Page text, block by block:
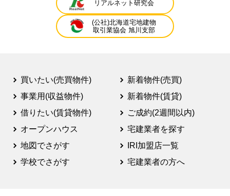
リアルネット研究会
(公社)北海道宅地建物
取引業協会 旭川支部
買いたい(売買物件)
事業用(収益物件)
借りたい(賃貸物件)
オープンハウス
地図でさがす
学校でさがす
新着物件(売買)
新着物件(賃貸)
ご成約(2週間以内)
宅建業者を探す
IRI加盟店一覧
宅建業者の方へ